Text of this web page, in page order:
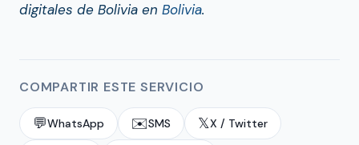
digitales de Bolivia en Bolivia.
COMPARTIR ESTE SERVICIO
💬WhatsApp ✉️SMS 𝕏X / Twitter